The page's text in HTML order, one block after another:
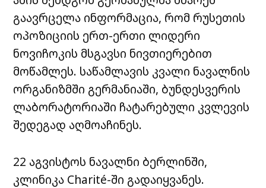
გაავრცელა ინფორმაცია, რომ რუსეთის
ოპოზიციის ერთ-ერთი ლიდერი
ნოვიჩოკის მსგავსი ნივთიერებით
მოწამლეს. საწამლავის კვალი ნავალნის
ორგანიზმში გერმანიაში, ბუნდესვერის
ლაბორატორიაში ჩატარებული კვლევის
შედეგად აღმოაჩინეს.
22 აგვისტოს ნავალნი ბერლინში,
კლინიკა Charité-ში გადაიყვანეს.